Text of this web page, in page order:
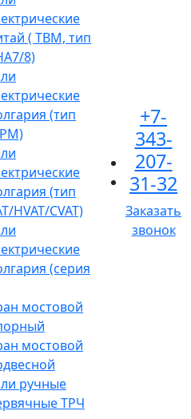
( TBM, тип
8)
(тип
(тип
HVAT/CVAT)
(серия
мостовой
мостовой
ручные
ТРЧ
+7-
343-
207-
31-32
Заказать
звонок